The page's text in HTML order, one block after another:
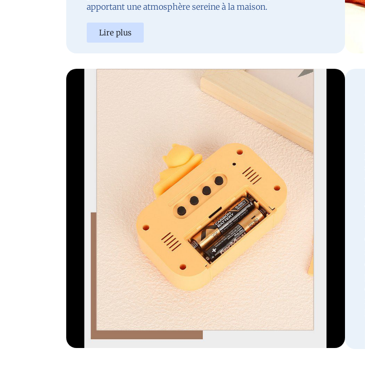
apportant une atmosphère sereine à la maison.
Lire plus